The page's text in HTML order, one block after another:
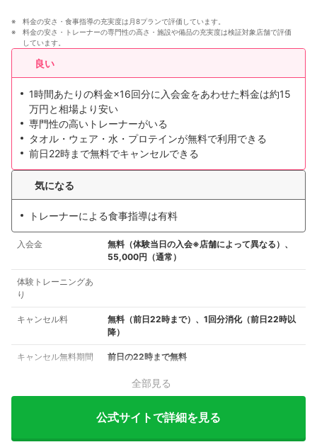
料金の安さ・食事指導の充実度は月8プランで評価しています。
料金の安さ・トレーナーの専門性の高さ・施設や備品の充実度は検証対象店舗で評価
しています。
良い
1時間あたりの料金×16回分に入会金をあわせた料金は約15
万円と相場より安い
専門性の高いトレーナーがいる
タオル・ウェア・水・プロテインが無料で利用できる
前日22時まで無料でキャンセルできる
気になる
トレーナーによる食事指導は有料
入会金
無料（体験当日の入会※店舗によって異なる）、
55,000円（通常）
体験トレーニングあ
り
キャンセル料
無料（前日22時まで）、1回分消化（前日22時以
降）
キャンセル無料期間 前日の22時まで無料
全部見る
公式サイトで詳細を見る